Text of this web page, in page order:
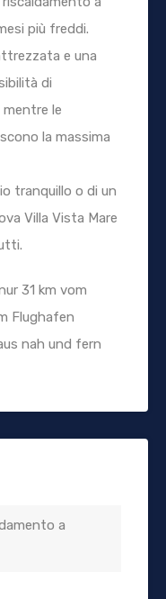
più freddi.
e una
di
le
la massima
tranquillo o di un
Villa Vista Mare
31 km vom
Flughafen
nah und fern
a